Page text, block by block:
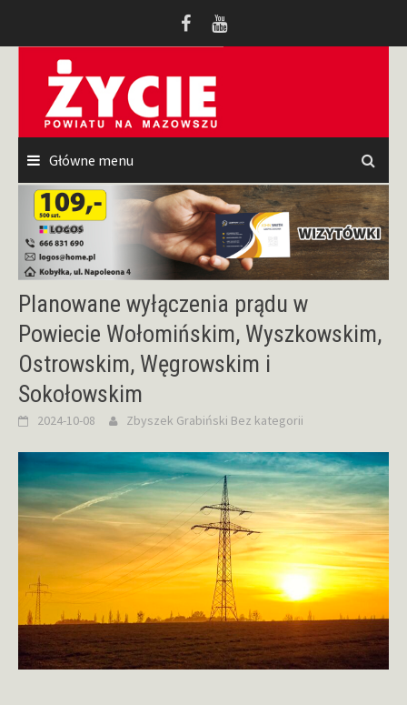
Główne menu
Planowane wyłączenia prądu w
Powiecie Wołomińskim, Wyszkowskim,
Ostrowskim, Węgrowskim i
Sokołowskim
2024-10-08 Zbyszek Grabiński Bez kategorii